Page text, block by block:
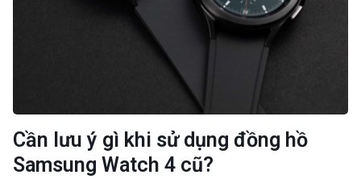
Cần lưu ý gì khi sử dụng đồng hồ
Samsung Watch 4 cũ?